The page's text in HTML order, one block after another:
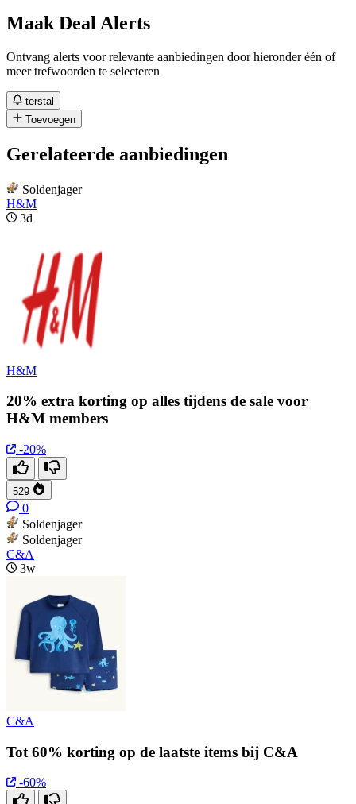
Maak Deal Alerts
Ontvang alerts voor relevante aanbiedingen door hieronder één of
meer trefwoorden te selecteren
terstal
Toevoegen
Gerelateerde aanbiedingen
Soldenjager
H&M
3d
H&M
20% extra korting op alles tijdens de sale voor
H&M members
-20%
529
0
Soldenjager
Soldenjager
C&A
3w
C&A
Tot 60% korting op de laatste items bij C&A
-60%